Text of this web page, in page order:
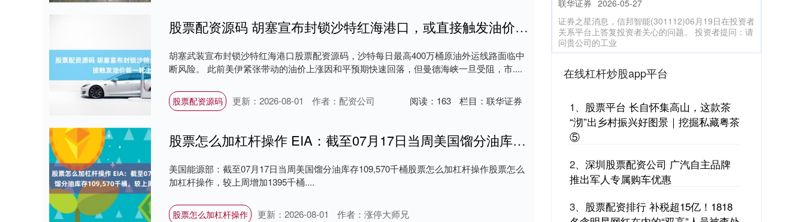
股票配资源码 胡塞宣布封锁沙特红海港口，或直接触发油价新一轮上涨
胡塞武装宣布封锁沙特红海港口股票配资源码，沙特每日最高400万桶原油外运线路面临中
断风险。 此前美伊紧张带动的油价上涨因和平预期快速回落，但曼德海峡一旦受阻，市....
股票配资源码 更新：2026-08-01 作者：配资公司 阅读： 163 栏目： 联华证券
股票怎么加杠杆操作 EIA：截至07月17日当周美国馏分油库存109,570千桶，较上周增加1395千桶
美国能源部：截至07月17日当周美国馏分油库存109,570千桶股票怎么加杠杆操作股票怎么
加杠杆操作，较上周增加1395千桶....
股票怎么加杠杆操作 更新：2026-08-01
作者：涨停大师兄
证券之星消息，信邦智能(301112)06月19日在投资者
关系平台上答复投资者关心的问题。 投资者提问：请
问贵公司的工业
股票配资平台官方版 快讯：恒生指数跌0.85% 恒生科
500%
今日港股三大指数集体低开，恒生指数跌0.85%，报
26523.89点，恒生科指跌1.40%，国企指数跌
0.94%。盘面上
推荐配资平台 九毛九于10月9日耗资约100.09万港元
回购48.4万股
九毛九（09922）公布，2025年10月9日耗资约
100.09万港元回购48.4万股股份。 【免责声明】本文
在线杠杆炒股app平台
1、 股票平台 长自怀集高山，这款茶
“沏”出乡村振兴好图景｜挖掘私藏粤茶
⑤
2、 深圳股票配资公司 广汽自主品牌
推出军人专属购车优惠
3、 股票配资排行 补税超15亿！1818